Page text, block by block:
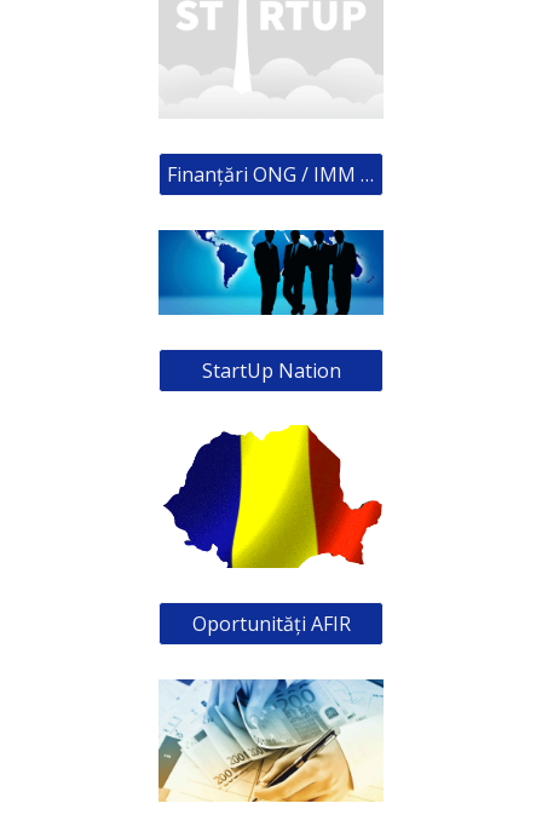
Finanțări ONG / IMM / APL
StartUp Nation
Oportunități AFIR